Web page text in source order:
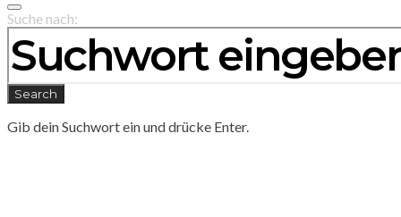
Suche nach:
Search
Gib dein Suchwort ein und drücke Enter.